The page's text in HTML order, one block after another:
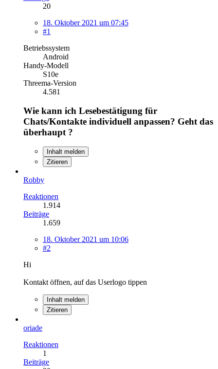
20
18. Oktober 2021 um 07:45
#1
Betriebssystem
Android
Handy-Modell
S10e
Threema-Version
4.581
Wie kann ich Lesebestätigung für
Chats/Kontakte individuell anpassen? Geht das
überhaupt ?
Inhalt melden
Zitieren
Robby
Reaktionen
1.914
Beiträge
1.659
18. Oktober 2021 um 10:06
#2
Hi
Kontakt öffnen, auf das Userlogo tippen
Inhalt melden
Zitieren
oriade
Reaktionen
1
Beiträge